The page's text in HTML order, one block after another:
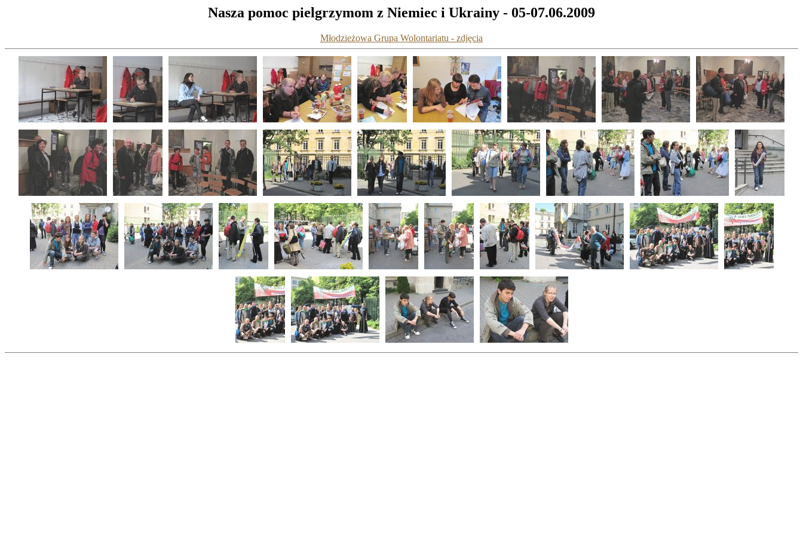
Nasza pomoc pielgrzymom z Niemiec i Ukrainy - 05-07.06.2009
Młodzieżowa Grupa Wolontariatu - zdjęcia